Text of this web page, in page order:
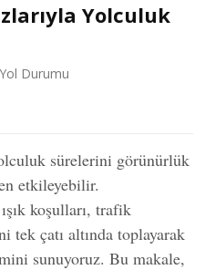
Yolculuk
Yol Durumu
sürelerini görünürlük
etkileyebilir.
koşulları, trafik
tek çatı altında toplayarak
sunuyoruz. Bu makale,